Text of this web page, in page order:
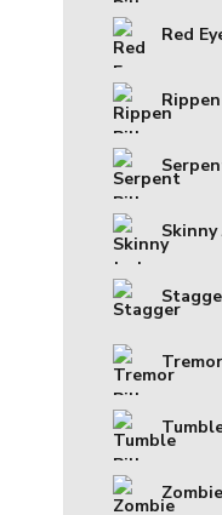
Red
Skinny